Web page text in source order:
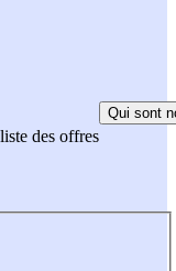
des offres
Qui sont